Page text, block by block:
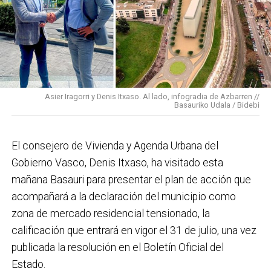
Basauri por el que trabajamos: más accesible, más
conectado y pensado para todas las personas.
En cuanto a nuestras áreas, estos tres años han dado
para mucho. En Medio Ambiente destacaría el
impulso para la creación de huertos urbanos,la
elaboración del Plan General de Actuación Energética,
el Plan de Acción contra el Ruido y la instalación de
régimen de autoconsumo, que hacen de Basauri un
municipio más sostenible y preparado para el futuro.
En ese sentido, estamos trabajando en acciones de
clima y energía, entre las que destacan el diseño de
una red de refugios climáticos, junto con un Plan de
Actuación ante Episodios de Altas Temperaturas,
como las que recientemente hemos sufrido.
Asier Iragorri y Denis Itxaso. Al lado, infogradia de Azbarren //
Basauriko Udala / Bidebi
El consejero de Vivienda y Agenda Urbana del
Gobierno Vasco, Denis Itxaso, ha visitado esta
mañana Basauri para presentar el plan de acción que
acompañará a la declaración del municipio como
zona de mercado residencial tensionado, la
calificación que entrará en vigor el 31 de julio, una vez
publicada la resolución en el Boletín Oficial del
Estado.